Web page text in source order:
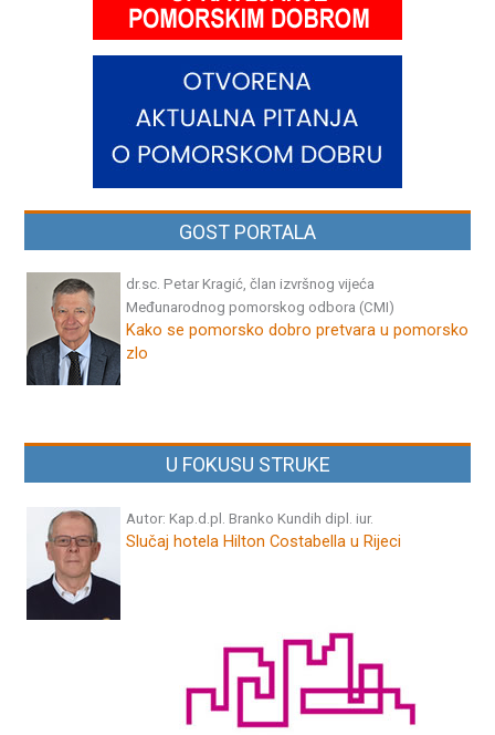
GOST PORTALA
dr.sc. Petar Kragić, član izvršnog vijeća
Međunarodnog pomorskog odbora (CMI)
Kako se pomorsko dobro pretvara u pomorsko
zlo
U FOKUSU STRUKE
Autor: Kap.d.pl. Branko Kundih dipl. iur.
Slučaj hotela Hilton Costabella u Rijeci